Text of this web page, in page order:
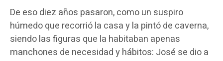
De eso diez años pasaron, como un suspiro
húmedo que recorrió la casa y la pintó de caverna,
siendo las figuras que la habitaban apenas
manchones de necesidad y hábitos: José se dio a